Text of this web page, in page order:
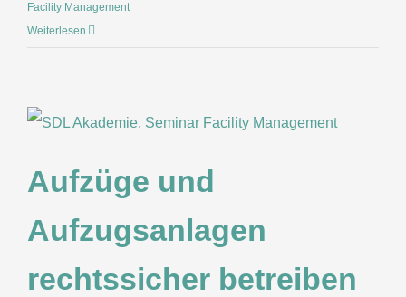
Facility Management
Weiterlesen
Aufzüge und
Aufzugsanlagen
rechtssicher betreiben